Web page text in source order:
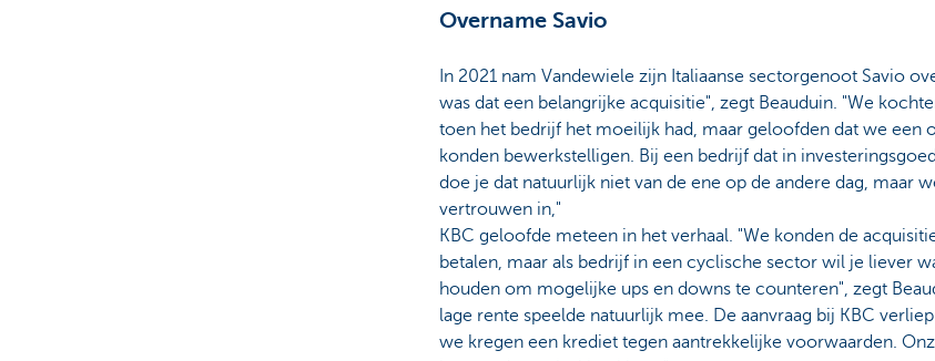
Overname Savio
In 2021 nam Vandewiele zijn Italiaanse sectorgenoot Savio
was dat een belangrijke acquisitie", zegt Beauduin. "We
toen het bedrijf het moeilijk had, maar geloofden dat we een
konden bewerkstelligen. Bij een bedrijf dat in
doe je dat natuurlijk niet van de ene op de andere dag, maar
vertrouwen in,"
KBC geloofde meteen in het verhaal. "We konden de
betalen, maar als bedrijf in een cyclische sector wil je liever
houden om mogelijke ups en downs te counteren", zegt
lage rente speelde natuurlijk mee. De aanvraag bij KBC
we kregen een krediet tegen aantrekkelijke voorwaarden.